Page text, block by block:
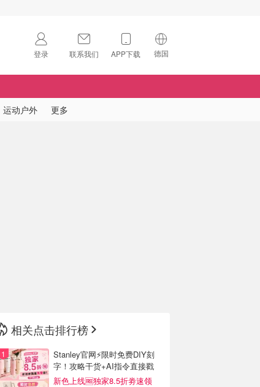
登录 联系我们 APP下载 德国
🇺🇸
运动户外 更多
相关点击排行榜
Stanley官网⚡️限时免费DIY刻
字！攻略干货+AI指令直接戳
新色上线🆓独家8.5折劵速领